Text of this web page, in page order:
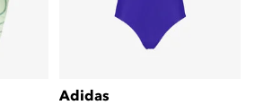
Adidas